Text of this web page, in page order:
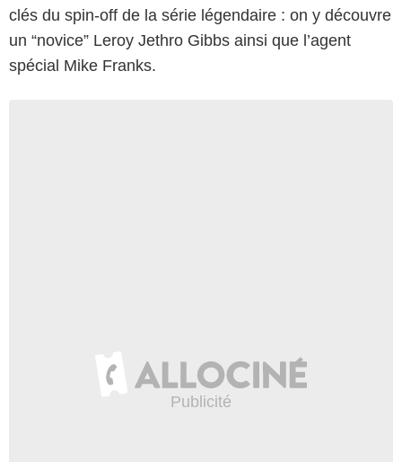
clés du spin-off de la série légendaire : on y découvre
un “novice” Leroy Jethro Gibbs ainsi que l’agent
spécial Mike Franks.